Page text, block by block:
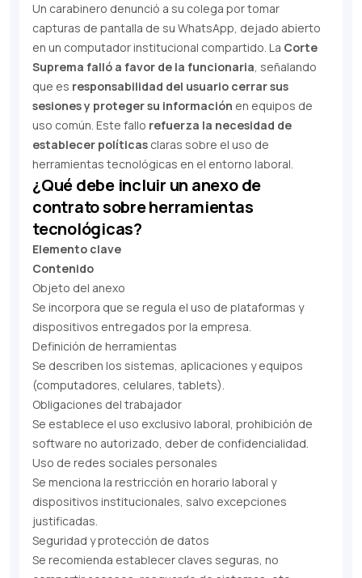
Un carabinero denunció a su colega por tomar
capturas de pantalla de su WhatsApp, dejado abierto
en un computador institucional compartido. La Corte
Suprema falló a favor de la funcionaria, señalando
que es responsabilidad del usuario cerrar sus
sesiones y proteger su información en equipos de
uso común. Este fallo refuerza la necesidad de
establecer políticas claras sobre el uso de
herramientas tecnológicas en el entorno laboral.
¿Qué debe incluir un anexo de
contrato sobre herramientas
tecnológicas?
Elemento clave
Contenido
Objeto del anexo
Se incorpora que se regula el uso de plataformas y
dispositivos entregados por la empresa.
Definición de herramientas
Se describen los sistemas, aplicaciones y equipos
(computadores, celulares, tablets).
Obligaciones del trabajador
Se establece el uso exclusivo laboral, prohibición de
software no autorizado, deber de confidencialidad.
Uso de redes sociales personales
Se menciona la restricción en horario laboral y
dispositivos institucionales, salvo excepciones
justificadas.
Seguridad y protección de datos
Se recomienda establecer claves seguras, no